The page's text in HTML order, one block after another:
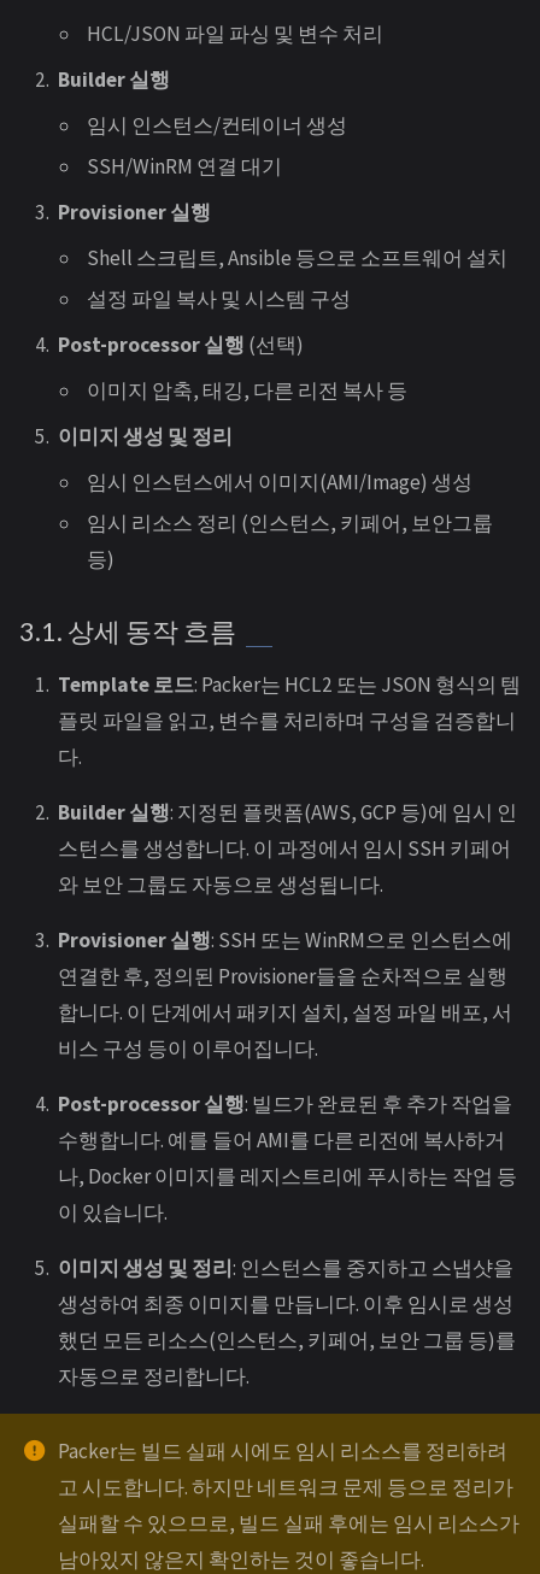
HCL/JSON 파일 파싱 및 변수 처리
Builder 실행
임시 인스턴스/컨테이너 생성
SSH/WinRM 연결 대기
Provisioner 실행
Shell 스크립트, Ansible 등으로 소프트웨어 설치
설정 파일 복사 및 시스템 구성
Post-processor 실행 (선택)
이미지 압축, 태깅, 다른 리전 복사 등
이미지 생성 및 정리
임시 인스턴스에서 이미지(AMI/Image) 생성
임시 리소스 정리 (인스턴스, 키페어, 보안그룹
등)
3.1. 상세 동작 흐름
Template 로드: Packer는 HCL2 또는 JSON 형식의 템
플릿 파일을 읽고, 변수를 처리하며 구성을 검증합니
다.
Builder 실행: 지정된 플랫폼(AWS, GCP 등)에 임시 인
스턴스를 생성합니다. 이 과정에서 임시 SSH 키페어
와 보안 그룹도 자동으로 생성됩니다.
Provisioner 실행: SSH 또는 WinRM으로 인스턴스에
연결한 후, 정의된 Provisioner들을 순차적으로 실행
합니다. 이 단계에서 패키지 설치, 설정 파일 배포, 서
비스 구성 등이 이루어집니다.
Post-processor 실행: 빌드가 완료된 후 추가 작업을
수행합니다. 예를 들어 AMI를 다른 리전에 복사하거
나, Docker 이미지를 레지스트리에 푸시하는 작업 등
이 있습니다.
이미지 생성 및 정리: 인스턴스를 중지하고 스냅샷을
생성하여 최종 이미지를 만듭니다. 이후 임시로 생성
했던 모든 리소스(인스턴스, 키페어, 보안 그룹 등)를
자동으로 정리합니다.
Packer는 빌드 실패 시에도 임시 리소스를 정리하려
고 시도합니다. 하지만 네트워크 문제 등으로 정리가
실패할 수 있으므로, 빌드 실패 후에는 임시 리소스가
남아있지 않은지 확인하는 것이 좋습니다.